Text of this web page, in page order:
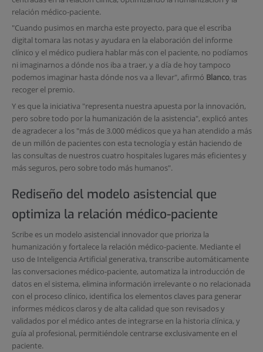
relación médico-paciente.
"Cuando pusimos en marcha este proyecto, para que el escriba
digital tomara las notas y ayudara en la elaboración del informe
clínico y el médico pudiera hablar más con el paciente, no podíamos
ni imaginarnos a dónde nos iba a traer, y a día de hoy tampoco
podemos imaginar hasta dónde nos va a llevar", afirmó Blanco, tras
recoger el premio.
Y es que la iniciativa "representa nuestra apuesta por la innovación,
pero sobre todo por la humanización de la asistencia", explicó antes
de agradecer a los "más de 3.000 médicos que ya han atendido a más
de un millón de pacientes con esta tecnología y están haciendo de
las consultas de nuestros cuatro hospitales lugares más eficientes y
más seguros, pero sobre todo más humanos".
Rediseño del modelo asistencial que
optimiza la relación médico-paciente
Scribe es un modelo asistencial innovador que prioriza la
humanización y fortalece la relación médico-paciente. Mediante el
uso de Inteligencia Artificial generativa, transcribe automáticamente
las conversaciones médico-paciente, automatiza la introducción de
datos en el sistema, elimina información irrelevante o no relacionada
con el proceso clínico, identifica los elementos claves para generar
informes médicos claros y de alta calidad que son revisados y
validados por el médico antes de integrarse en la historia clínica, y
guía al profesional, permitiéndole centrarse exclusivamente en el
paciente.